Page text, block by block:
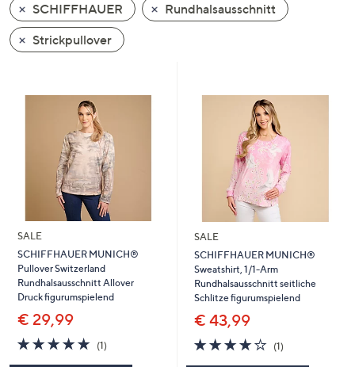
wischen
Sie
auf
anzuzeigen.
SCHIFFHAUER
Rundhalsausschnitt
Strickpullover
SALE
SCHIFFHAUER MUNICH®
Pullover Switzerland
Rundhalsausschnitt Allover
Druck figurumspielend
€ 29,99
5.0
von
(1)1
SALE
SCHIFFHAUER MUNICH®
Sweatshirt, 1/1-Arm
Rundhalsausschnitt seitliche
Schlitze figurumspielend
€ 43,99
4.0
von
(1)1